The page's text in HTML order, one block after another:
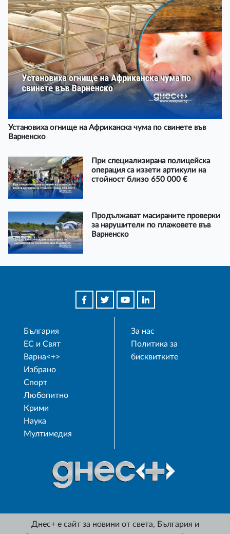
Установиха огнище на Африканска чума по свинете във
Варненско
При специализирана полицейска
операция са иззети артикули на
стойност близо 650 000 €
Продължават масираните проверки
за нарушители по плажовете във
Варненско
България
ЕС и Свят
Варна<+>
Избрано
Спорт
Любопитно
Крими
Наука
Мултимедия
За нас
Политика за
бисквитките
Днес+ е сайт за новини от света, България и